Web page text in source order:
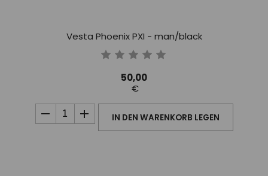
Vesta Phoenix PXI - man/black
50,00
€
IN DEN WARENKORB LEGEN